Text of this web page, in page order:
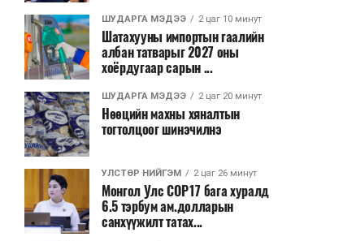
ШУДАРГА МЭДЭЭ 2 цаг 10 минут
Шатахууны импортын гаалийн
албан татварыг 2027 оны
хоёрдугаар сарын ...
ШУДАРГА МЭДЭЭ 2 цаг 20 минут
Нөөцийн махны хяналтын
тогтолцоог шинэчилнэ
УЛСТӨР НИЙГЭМ 2 цаг 26 минут
Монгол Улс COP17 бага хуралд
6.5 тэрбум ам.долларын
санхүүжилт татах...